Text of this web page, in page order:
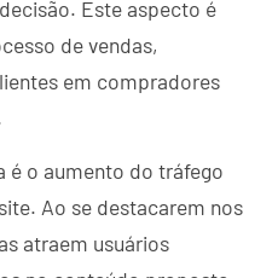
Este aspecto é
de vendas,
em compradores
é o aumento do tráfego
Ao se destacarem nos
atraem usuários